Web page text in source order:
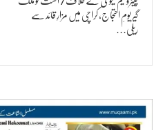
گیر یومِ احتجاج، کراچی میں مزارِ قائد سے
ریلی…